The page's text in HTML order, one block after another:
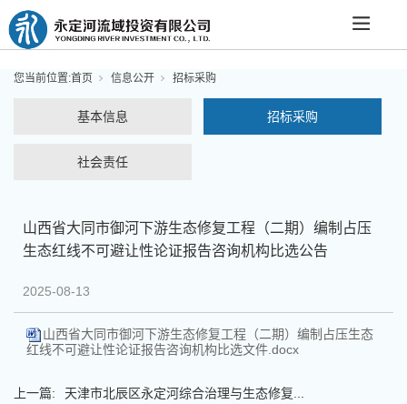
您当前位置:首页 信息公开 招标采购
基本信息 招标采购
社会责任
山西省大同市御河下游生态修复工程（二期）编制占压
生态红线不可避让性论证报告咨询机构比选公告
2025-08-13
山西省大同市御河下游生态修复工程（二期）编制占压生态
红线不可避让性论证报告咨询机构比选文件.docx
上一篇:
天津市北辰区永定河综合治理与生态修复...